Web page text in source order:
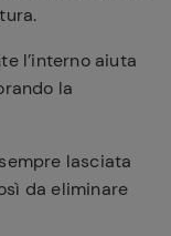
l’interno aiuta
la
lasciata
da eliminare